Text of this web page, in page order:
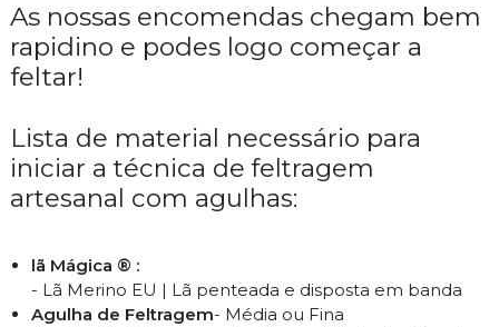
As nossas encomendas chegam bem
rapidino e podes logo começar a
feltar!
Lista de material necessário para
iniciar a técnica defeltragem
artesanal com agulhas:
lã Mágica ® :
- Lã Merino EU | Lã penteada e disposta em banda
Agulha de Feltragem- Média ou Fina